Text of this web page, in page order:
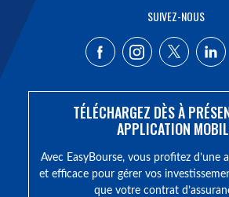
SUIVEZ-NOUS
TÉLÉCHARGEZ DÈS À
APPLICATION
Avec EasyBourse, vous profitez d’une
et efficace pour gérer vos
que votre contrat